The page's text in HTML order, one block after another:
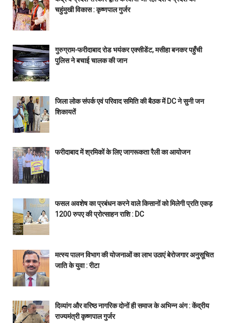
चहुंमुखी विकास : कृष्णपाल गुर्जर
गुरुग्राम-फरीदाबाद रोड भयंकर एक्सीडेंट, मसीहा बनकर पहुँची
पुलिस ने बचाई चालक की जान
जिला लोक संपर्क एवं परिवाद समिति की बैठक में DC ने सुनी जन
शिकायतें
फरीदाबाद में श्रमिकों के लिए जागरूकता रैली का आयोजन
फसल अवशेष का प्रबंधन करने वाले किसानों को मिलेगी प्रति एकड़
1200 रुपए की प्रोत्साहन राशि : DC
मत्स्य पालन विभाग की योजनाओं का लाभ उठाएं बेरोजगार अनुसूचित
जाति के युवा : रीटा
दिव्यांग और वरिष्ठ नागरिक दोनों ही समाज के अभिन्न अंग : केंद्रीय
राज्यमंत्री कृष्णपाल गुर्जर